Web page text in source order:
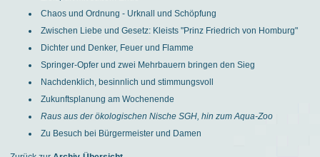
Chaos und Ordnung - Urknall und Schöpfung
Zwischen Liebe und Gesetz: Kleists "Prinz Friedrich von Homburg"
Dichter und Denker, Feuer und Flamme
Springer-Opfer und zwei Mehrbauern bringen den Sieg
Nachdenklich, besinnlich und stimmungsvoll
Zukunftsplanung am Wochenende
Raus aus der ökologischen Nische SGH, hin zum Aqua-Zoo
Zu Besuch bei Bürgermeister und Damen